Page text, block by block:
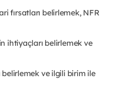
fırsatları belirlemek, NFR
ihtiyaçları belirlemek ve
belirlemek ve ilgili birim ile